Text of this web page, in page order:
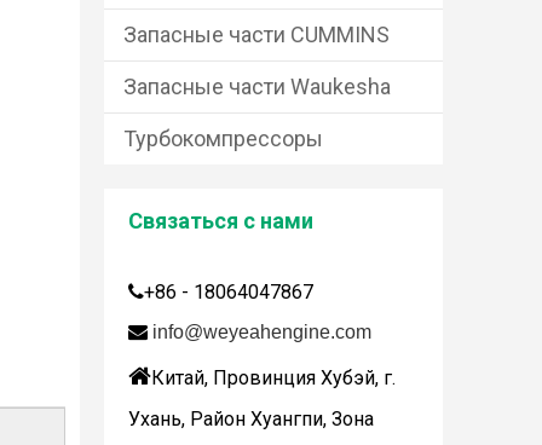
Запасные части CUMMINS
Запасные части Waukesha
Турбокомпрессоры
Связаться с нами
+86 - 18064047867
 info@weyeahengine.com
Китай, Провинция Хубэй, г.
Ухань, Район Хуангпи, Зона
Дженбахер забрал 200673
WY200673